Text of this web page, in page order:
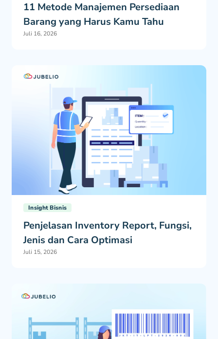
11 Metode Manajemen Persediaan
Barang yang Harus Kamu Tahu
Juli 16, 2026
Insight Bisnis
Penjelasan Inventory Report, Fungsi,
Jenis dan Cara Optimasi
Juli 15, 2026